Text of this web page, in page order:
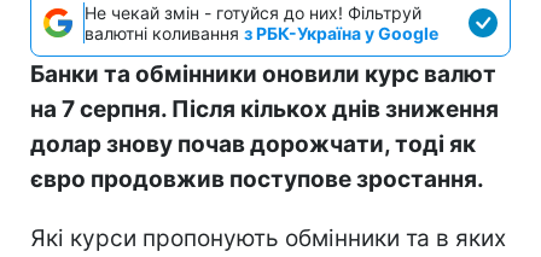
Не чекай змін - готуйся до них! Фільтруй
валютні коливання з РБК-Україна у Google
Банки та обмінники оновили курс валют
на 7 серпня. Після кількох днів зниження
долар знову почав дорожчати, тоді як
євро продовжив поступове зростання.
Які курси пропонують обмінники та в яких